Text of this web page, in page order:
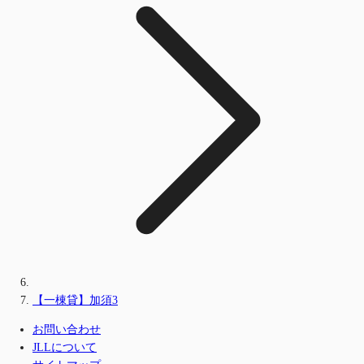
【一棟貸】加須3
お問い合わせ
JLLについて